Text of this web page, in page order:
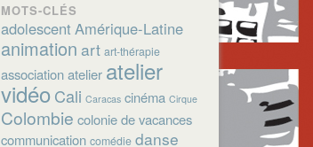
MOTS-CLÉS
adolescent Amérique-Latine
animation art art-thérapie
association atelier atelier
vidéoCali Caracas cinéma Cirque
Colombie colonie de vacances
communication comédie danse